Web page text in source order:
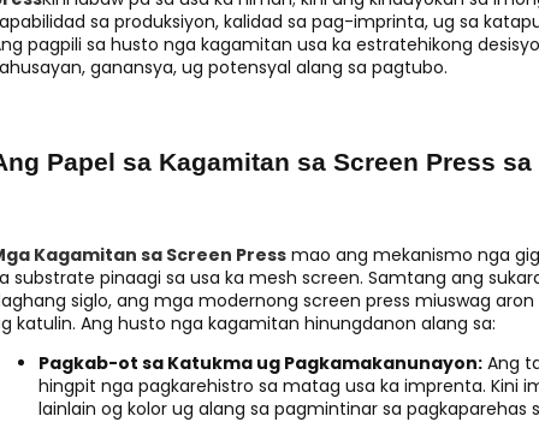
sa produksiyon, kalidad sa pag-imprinta, ug sa
pagpili sa husto nga kagamitan usa ka estratehikong
ganansya, ug potensyal alang sa pagtubo.
Papel sa Kagamitan sa Screen Press
Kagamitan sa Screen Press mao ang mekanismo nga
substrate pinaagi sa usa ka mesh screen. Samtang ang
siglo, ang mga modernong screen press miuswag
katulin. Ang husto nga kagamitan hinungdanon alang sa:
Pagkab-ot sa Katukma ug Pagkamakanunayon: Ang
hingpit nga pagkarehistro sa matag usa ka imprenta. Kini
lainlain og kolor ug alang sa pagmintinar sa